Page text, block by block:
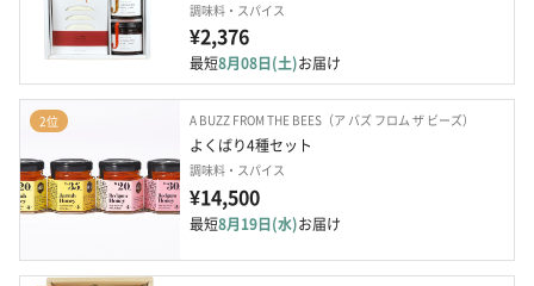
調味料・スパイス
¥2,376
最短8月08日(土)お届け
2位 A BUZZ FROM THE BEES（ア バズ フロム ザ ビーズ）
よくばり4種セット
調味料・スパイス
¥14,500
最短8月19日(水)お届け